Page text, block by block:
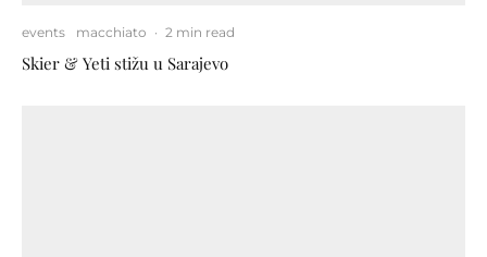
events macchiato · 2 min read
Skier & Yeti stižu u Sarajevo